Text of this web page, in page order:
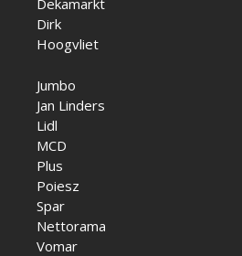
Dekamarkt
Dirk
Hoogvliet
Jumbo
Jan Linders
Lidl
MCD
Plus
Poiesz
Spar
Nettorama
Vomar